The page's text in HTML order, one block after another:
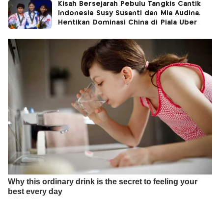
Kisah Bersejarah Pebulu Tangkis Cantik
Indonesia Susy Susanti dan Mia Audina,
Hentikan Dominasi China di Piala Uber